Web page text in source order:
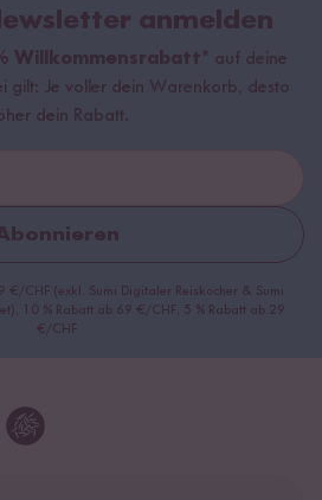
anmelden
Willkommensrabatt* auf deine
gilt: Je voller dein Warenkorb, desto
dein Rabatt.
€/CHF (exkl. Sumi Digitaler Reiskocher & Sumi
10 % Rabatt ab 69 €/CHF, 5 % Rabatt ab 29
€/CHF